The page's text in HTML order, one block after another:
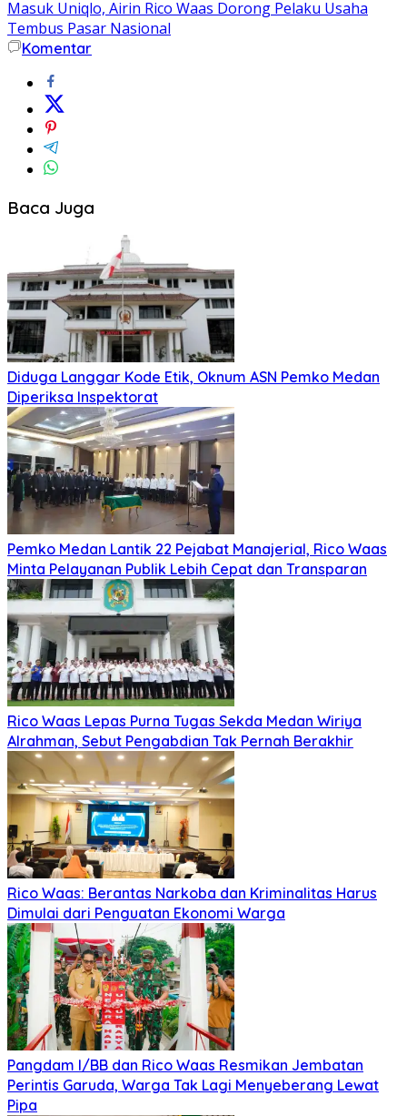
Masuk Uniqlo, Airin Rico Waas Dorong Pelaku Usaha
Tembus Pasar Nasional
Komentar
Baca Juga
Diduga Langgar Kode Etik, Oknum ASN Pemko Medan
Diperiksa Inspektorat
Pemko Medan Lantik 22 Pejabat Manajerial, Rico Waas
Minta Pelayanan Publik Lebih Cepat dan Transparan
Rico Waas Lepas Purna Tugas Sekda Medan Wiriya
Alrahman, Sebut Pengabdian Tak Pernah Berakhir
Rico Waas: Berantas Narkoba dan Kriminalitas Harus
Dimulai dari Penguatan Ekonomi Warga
Pangdam I/BB dan Rico Waas Resmikan Jembatan
Perintis Garuda, Warga Tak Lagi Menyeberang Lewat
Pipa